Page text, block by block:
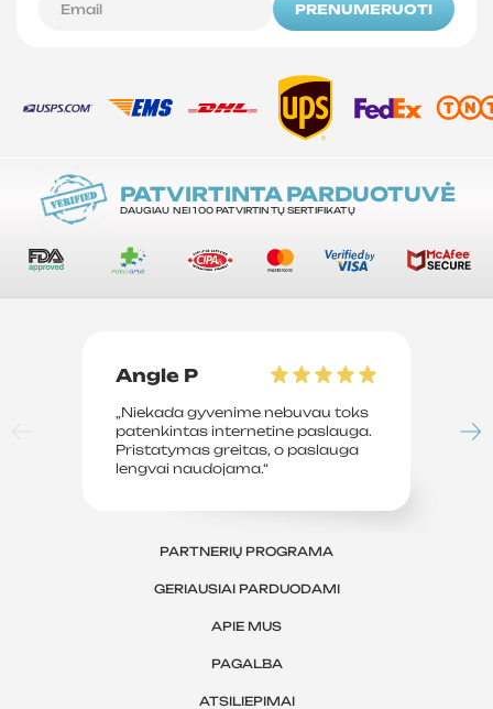
PRENUMERUOTI
PATVIRTINTA PARDUOTUVĖ
DAUGIAU NEI 100 PATVIRTINTŲ SERTIFIKATŲ
Angle P
„Niekada gyvenime nebuvau toks
patenkintas internetine paslauga.
Pristatymas greitas, o paslauga
lengvai naudojama.“
PARTNERIŲ PROGRAMA
GERIAUSIAI PARDUODAMI
APIE MUS
PAGALBA
ATSILIEPIMAI